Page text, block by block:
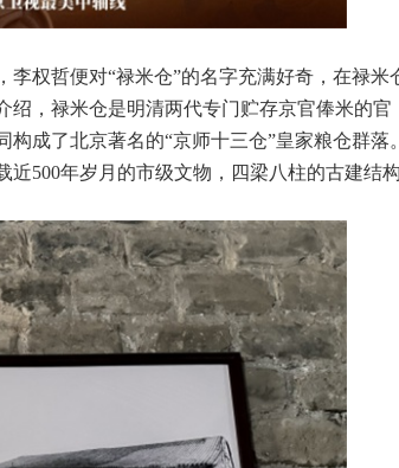
权哲便对“禄米仓”的名字充满好奇，在禄米
绍，禄米仓是明清两代专门贮存京官俸米的官
成了北京著名的“京师十三仓”皇家粮仓群落
500年岁月的市级文物，四梁八柱的古建结